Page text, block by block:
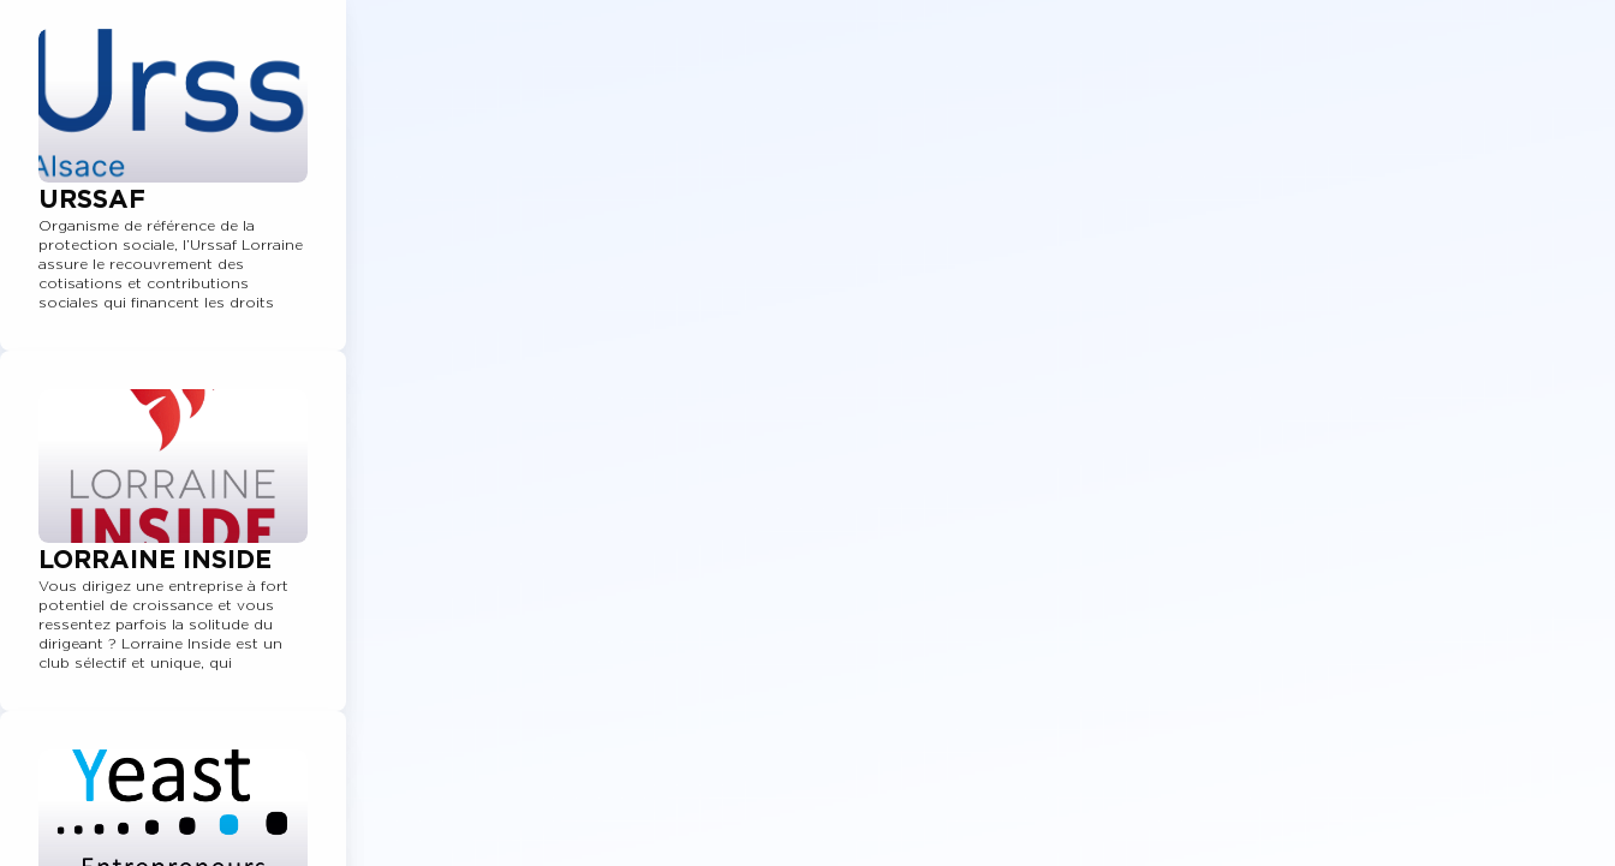
URSSAF
Organisme de référence de la
protection sociale, l’Urssaf Lorraine
assure le recouvrement des
cotisations et contributions
sociales qui financent les droits
LORRAINE INSIDE
Vous dirigez une entreprise à fort
potentiel de croissance et vous
ressentez parfois la solitude du
dirigeant ? Lorraine Inside est un
club sélectif et unique, qui